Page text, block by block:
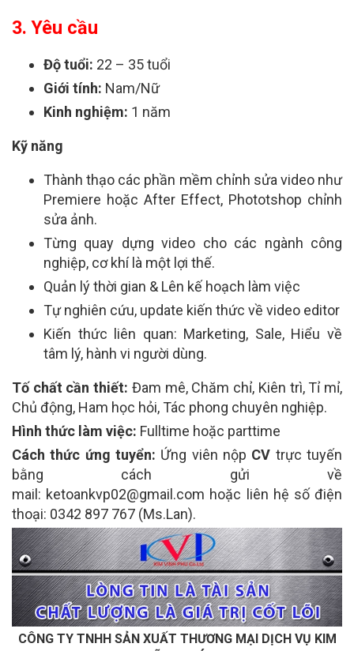
3. Yêu cầu
Độ tuổi: 22 – 35 tuổi
Giới tính: Nam/Nữ
Kinh nghiệm: 1 năm
Kỹ năng
Thành thạo các phần mềm chỉnh sửa video như
Premiere hoặc After Effect, Phototshop chỉnh
sửa ảnh.
Từng quay dựng video cho các ngành công
nghiệp, cơ khí là một lợi thế.
Quản lý thời gian & Lên kế hoạch làm việc
Tự nghiên cứu, update kiến thức về video editor
Kiến thức liên quan: Marketing, Sale, Hiểu về
tâm lý, hành vi người dùng.
Tố chất cần thiết: Đam mê, Chăm chỉ, Kiên trì, Tỉ mỉ,
Chủ động, Ham học hỏi, Tác phong chuyên nghiệp.
Hình thức làm việc: Fulltime hoặc parttime
Cách thức ứng tuyển: Ứng viên nộp CV trực tuyến
bằng cách gửi về
mail: ketoankvp02@gmail.com hoặc liên hệ số điện
thoại: 0342 897 767 (Ms.Lan).
CÔNG TY TNHH SẢN XUẤT THƯƠNG MẠI DỊCH VỤ KIM